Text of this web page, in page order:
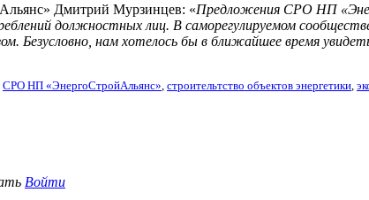
Дмитрий Мурзинцев: «Предложения СРО НП
должностных лиц. В саморегулируемом
Безусловно, нам хотелось бы в ближайшее время
СРО НП «ЭнергоСтройАльянс», строительтство объектов энергетики,
Войти